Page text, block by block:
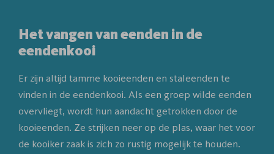
Het vangen van eenden in de
eendenkooi
Er zijn altijd tamme kooieenden en staleenden te
vinden in de eendenkooi. Als een groep wilde eenden
overvliegt, wordt hun aandacht getrokken door de
kooieenden. Ze strijken neer op de plas, waar het voor
de kooiker zaak is zich zo rustig mogelijk te houden.